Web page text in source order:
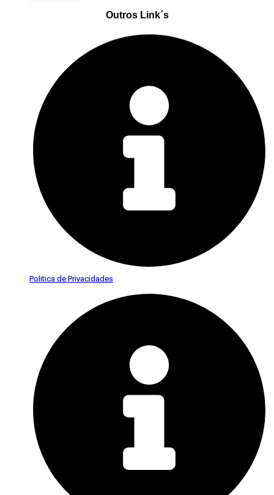
Outros Link´s
Politica de Privacidades